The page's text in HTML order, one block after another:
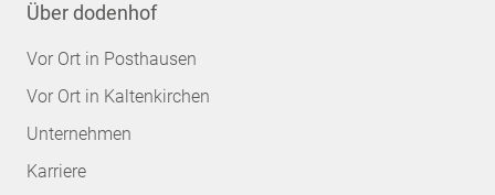
Über dodenhof
Vor Ort in Posthausen
Vor Ort in Kaltenkirchen
Unternehmen
Karriere